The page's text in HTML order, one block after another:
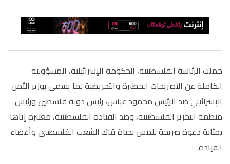
حملت الرئاسة الفلسطينية، الحكومة الإسرائيلية، المسؤولية
الكاملة عن التصريحات الخطيرة والتحريضية لما يسمى بوزير الأمن
الإسرائيلي ضد الرئيس محمود عباس، رئيس دولة فلسطين ورئيس
منظمة التحرير الفلسطينية، وضد القيادة الفلسطينية، معتبرة إياها
بمثابة دعوة صريحة للمس بحياة قائد الشعب الفلسطيني وأعضاء
القيادة.